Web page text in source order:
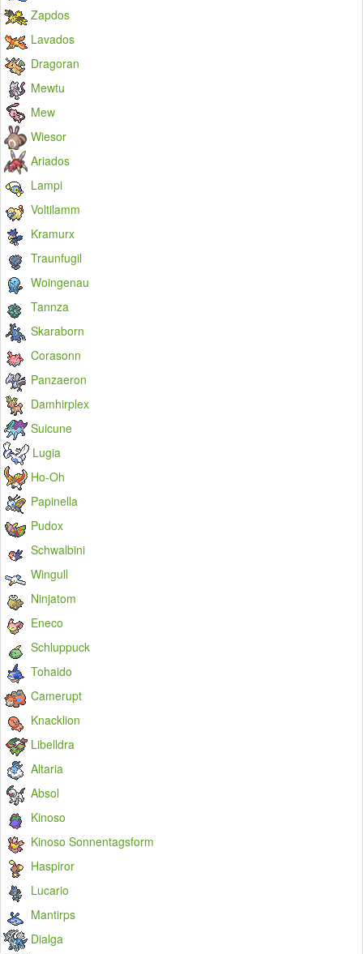
Zapdos
Lavados
Dragoran
Mewtu
Mew
Wiesor
Ariados
Lampi
Voltilamm
Kramurx
Traunfugil
Woingenau
Tannza
Skaraborn
Corasonn
Panzaeron
Damhirplex
Suicune
Lugia
Ho-Oh
Papinella
Pudox
Schwalbini
Wingull
Ninjatom
Eneco
Schluppuck
Tohaido
Camerupt
Knacklion
Libelldra
Altaria
Absol
Kinoso
Kinoso Sonnentagsform
Haspiror
Lucario
Mantirps
Dialga